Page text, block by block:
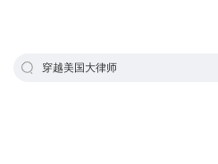
穿越美国大律师